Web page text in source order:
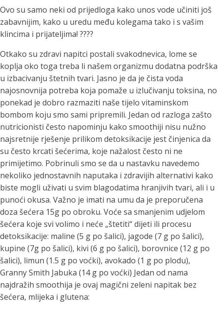
Ovo su samo neki od prijedloga kako unos vode učiniti još
zabavnijim, kako u uredu među kolegama tako i s vašim
klincima i prijateljima! ????
Otkako su zdravi napitci postali svakodnevica, lome se
koplja oko toga treba li našem organizmu dodatna podrška
u izbacivanju štetnih tvari. Jasno je da je čista voda
najosnovnija potreba koja pomaže u izlučivanju toksina, no
ponekad je dobro razmaziti naše tijelo vitaminskom
bombom koju smo sami pripremili. Jedan od razloga zašto
nutricionisti često napominju kako smoothiji nisu nužno
najsretnije rješenje prilikom detoksikacije jest činjenica da
su često krcati šećerima, koje nažalost često ni ne
primijetimo. Pobrinuli smo se da u nastavku navedemo
nekoliko jednostavnih naputaka i zdravijih alternativi kako
biste mogli uživati u svim blagodatima hranjivih tvari, ali i u
punoći okusa. Važno je imati na umu da je preporučena
doza šećera 15g po obroku. Voće sa smanjenim udjelom
šećera koje svi volimo i neće „štetiti“ dijeti ili procesu
detoksikacije: maline (5 g po šalici), jagode (7 g po šalici),
kupine (7g po šalici), kivi (6 g po šalici), borovnice (12 g po
šalici), limun (1.5 g po voćki), avokado (1 g po plodu),
Granny Smith Jabuka (14 g po voćki) Jedan od nama
najdražih smoothija je ovaj magični zeleni napitak bez
šećera, mlijeka i glutena: